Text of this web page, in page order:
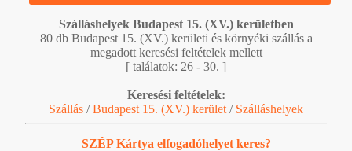
Szálláshelyek Budapest 15. (XV.) kerületben
80 db Budapest 15. (XV.) kerületi és környéki szállás a
megadott keresési feltételek mellett
[ találatok: 26 - 30. ]
Keresési feltételek:
Szállás /Budapest 15. (XV.) kerület / Szálláshelyek
SZÉP Kártya elfogadóhelyet keres?